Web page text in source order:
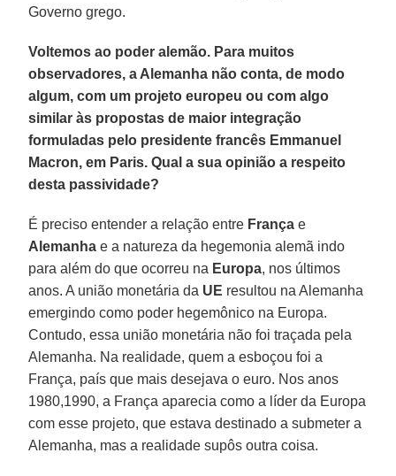
Governo grego.
Voltemos ao poder alemão. Para muitos
observadores, a Alemanha não conta, de modo
algum, com um projeto europeu ou com algo
similar às propostas de maior integração
formuladas pelo presidente francês Emmanuel
Macron, em Paris. Qual a sua opinião a respeito
desta passividade?
É preciso entender a relação entre França e
Alemanha e a natureza da hegemonia alemã indo
para além do que ocorreu na Europa, nos últimos
anos. A união monetária da UE resultou na Alemanha
emergindo como poder hegemônico na Europa.
Contudo, essa união monetária não foi traçada pela
Alemanha. Na realidade, quem a esboçou foi a
França, país que mais desejava o euro. Nos anos
1980,1990, a França aparecia como a líder da Europa
com esse projeto, que estava destinado a submeter a
Alemanha, mas a realidade supôs outra coisa.